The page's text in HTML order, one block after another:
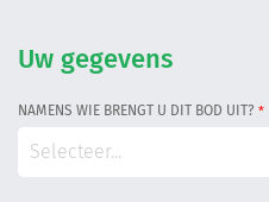
Uw gegevens
NAMENS WIE BRENGT U DIT BOD UIT? *
Selecteer...